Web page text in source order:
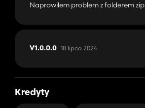
Naprawiłem problem z folderem zip
V1.0.0.0 18 lipca 2024
Kredyty